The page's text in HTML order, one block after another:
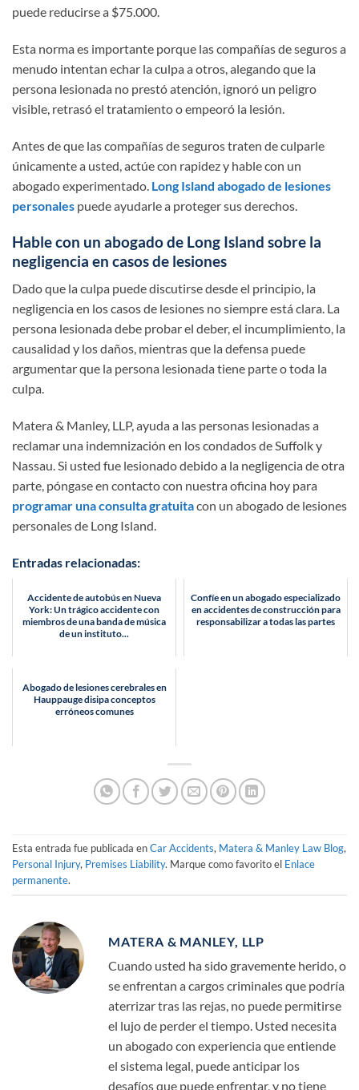
puede reducirse a $75.000.
Esta norma es importante porque las compañías de seguros a
menudo intentan echar la culpa a otros, alegando que la
persona lesionada no prestó atención, ignoró un peligro
visible, retrasó el tratamiento o empeoró la lesión.
Antes de que las compañías de seguros traten de culparle
únicamente a usted, actúe con rapidez y hable con un
abogado experimentado. Long Island abogado de lesiones
personales puede ayudarle a proteger sus derechos.
Hable con un abogado de Long Island sobre la
negligencia en casos de lesiones
Dado que la culpa puede discutirse desde el principio, la
negligencia en los casos de lesiones no siempre está clara. La
persona lesionada debe probar el deber, el incumplimiento, la
causalidad y los daños, mientras que la defensa puede
argumentar que la persona lesionada tiene parte o toda la
culpa.
Matera & Manley, LLP, ayuda a las personas lesionadas a
reclamar una indemnización en los condados de Suffolk y
Nassau. Si usted fue lesionado debido a la negligencia de otra
parte, póngase en contacto con nuestra oficina hoy para
programar una consulta gratuitacon un abogado de lesiones
personales de Long Island.
Entradas relacionadas:
Accidente de autobús en Nueva
York: Un trágico accidente con
miembros de una banda de música
de un instituto...
Confíe en un abogado especializado
en accidentes de construcción para
responsabilizar a todas las partes
Abogado de lesiones cerebrales en
Hauppauge disipa conceptos
erróneos comunes
Esta entrada fue publicada enCar Accidents, Matera & Manley Law Blog,
Personal Injury, Premises Liability. Marque como favorito el Enlace
permanente.
MATERA & MANLEY, LLP
Cuando usted ha sido gravemente herido, o
se enfrentan a cargos criminales que podría
aterrizar tras las rejas, no puede permitirse
el lujo de perder el tiempo. Usted necesita
un abogado con experiencia que entiende
el sistema legal, puede anticipar los
desafíos que puede enfrentar, y no tiene